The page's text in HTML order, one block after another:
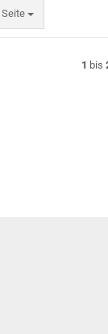
Seite
1 bis